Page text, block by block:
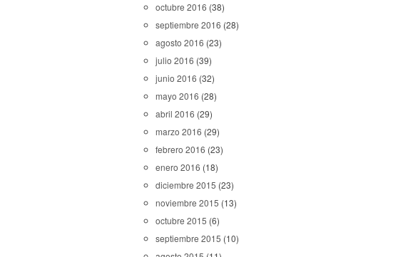
octubre 2016 (38)
septiembre 2016 (28)
agosto 2016 (23)
julio 2016 (39)
junio 2016 (32)
mayo 2016 (28)
abril 2016 (29)
marzo 2016 (29)
febrero 2016 (23)
enero 2016 (18)
diciembre 2015 (23)
noviembre 2015 (13)
octubre 2015 (6)
septiembre 2015 (10)